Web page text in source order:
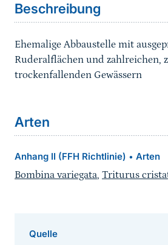
Beschreibung
Ehemalige Abbaustelle mit
Ruderalflächen und zahlreichen,
trockenfallenden Gewässern
Arten
Anhang II (FFH Richtlinie) • Arten
Bombina variegata, Triturus
Quelle